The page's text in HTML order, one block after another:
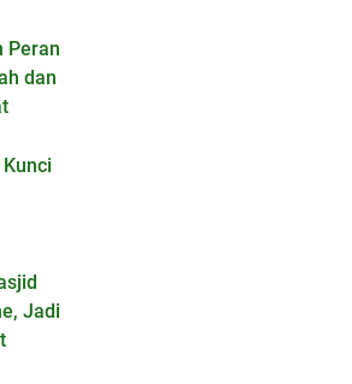
Peran
dan
Jadi